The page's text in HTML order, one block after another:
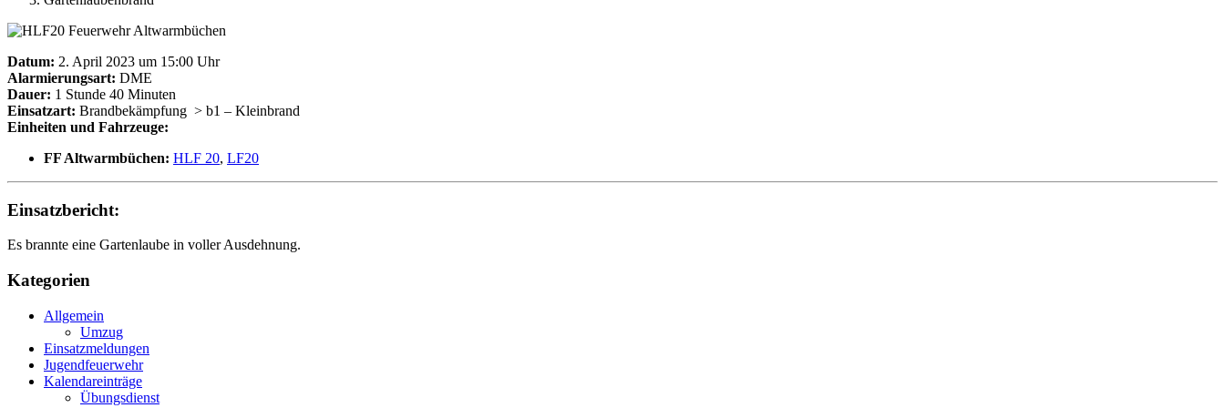
Datum: 2. April 2023 um 15:00 Uhr
Alarmierungsart: DME
Dauer: 1 Stunde 40 Minuten
Einsatzart: Brandbekämpfung > b1 – Kleinbrand
Einheiten und Fahrzeuge:
FF Altwarmbüchen: HLF 20, LF20
Einsatzbericht:
Es brannte eine Gartenlaube in voller Ausdehnung.
Kategorien
Allgemein
Umzug
Einsatzmeldungen
Jugendfeuerwehr
Kalendareinträge
Übungsdienst